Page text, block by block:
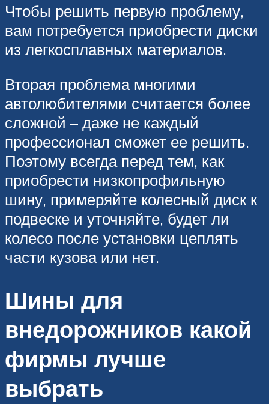
Чтобы решить первую проблему,
вам потребуется приобрести диски
из легкосплавных материалов.
Вторая проблема многими
автолюбителями считается более
сложной – даже не каждый
профессионал сможет ее решить.
Поэтому всегда перед тем, как
приобрести низкопрофильную
шину, примеряйте колесный диск к
подвеске и уточняйте, будет ли
колесо после установки цеплять
части кузова или нет.
Шины для
внедорожников какой
фирмы лучше
выбрать